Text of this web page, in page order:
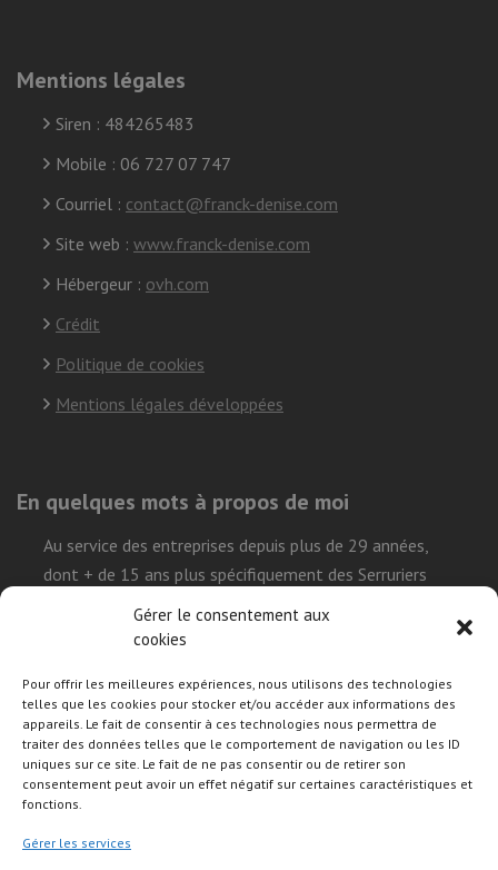
Gérer le consentement aux
cookies
Pour offrir les meilleures expériences, nous utilisons des technologies
telles que les cookies pour stocker et/ou accéder aux informations des
appareils. Le fait de consentir à ces technologies nous permettra de
traiter des données telles que le comportement de navigation ou les ID
uniques sur ce site. Le fait de ne pas consentir ou de retirer son
consentement peut avoir un effet négatif sur certaines caractéristiques et
fonctions.
Gérer les services
Mentions légales
Siren : 484265483
Mobile : 06 727 07 747
Courriel : contact@franck-denise.com
Site web : www.franck-denise.com
Hébergeur : ovh.com
Crédit
Politique de cookies
Mentions légales développées
En quelques mots à propos de moi
Au service des entreprises depuis plus de 29 années,
dont + de 15 ans plus spécifiquement des Serruriers
Urgentistes, ma mission est de simplifier la réalisation
leur projet sur le Web et démystifier l’environnement
permettant de construire leurs présences de façon
efficace, durable et autonome.
Suivre mon activité sur les réseaux sociaux